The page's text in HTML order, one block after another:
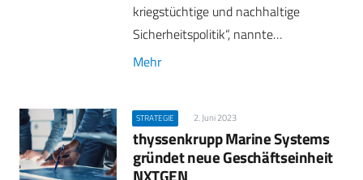
kriegstüchtige und nachhaltige
Sicherheitspolitik“, nannte…
Mehr
STRATEGIE 2. Juni 2023
thyssenkrupp Marine Systems
gründet neue Geschäftseinheit